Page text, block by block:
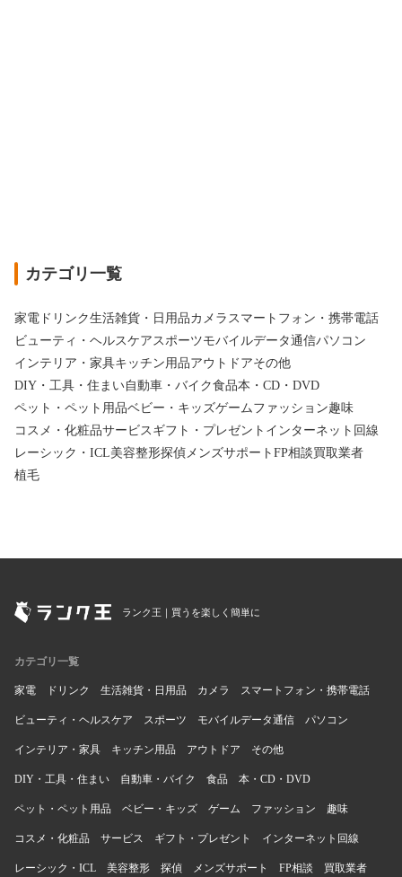
カテゴリ一覧
家電 ドリンク生活雑貨・日用品カメラ スマートフォン・携帯電話
ビューティ・ヘルスケア スポーツモバイルデータ通信パソコン
インテリア・家具キッチン用品アウトドアその他
DIY・工具・住まい自動車・バイク食品本・CD・DVD
ペット・ペット用品ベビー・キッズゲーム ファッション趣味
コスメ・化粧品サービス ギフト・プレゼント インターネット回線
レーシック・ICL美容整形探偵 メンズサポート FP相談買取業者
植毛
ランク王｜買うを楽しく簡単に
カテゴリ一覧
家電 ドリンク 生活雑貨・日用品 カメラ スマートフォン・携帯電話
ビューティ・ヘルスケア スポーツ モバイルデータ通信 パソコン
インテリア・家具 キッチン用品 アウトドア その他
DIY・工具・住まい 自動車・バイク 食品 本・CD・DVD
ペット・ペット用品 ベビー・キッズ ゲーム ファッション 趣味
コスメ・化粧品 サービス ギフト・プレゼント インターネット回線
レーシック・ICL 美容整形 探偵 メンズサポート FP相談 買取業者